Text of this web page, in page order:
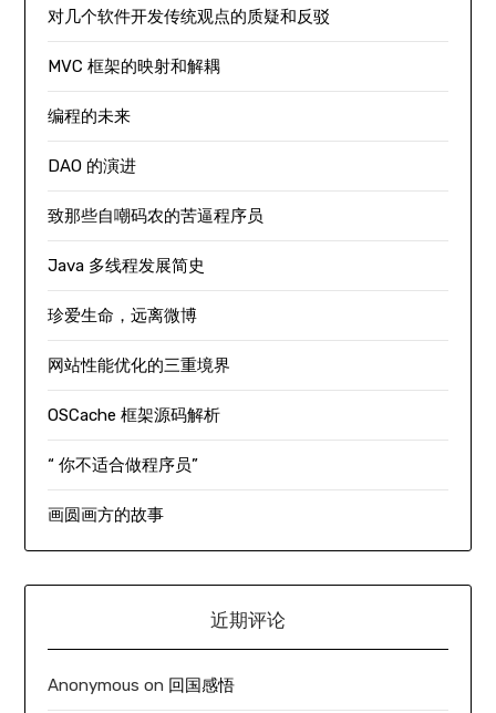
对几个软件开发传统观点的质疑和反驳
MVC 框架的映射和解耦
编程的未来
DAO 的演进
致那些自嘲码农的苦逼程序员
Java 多线程发展简史
珍爱生命，远离微博
网站性能优化的三重境界
OSCache 框架源码解析
“ 你不适合做程序员”
画圆画方的故事
近期评论
Anonymous on 回国感悟